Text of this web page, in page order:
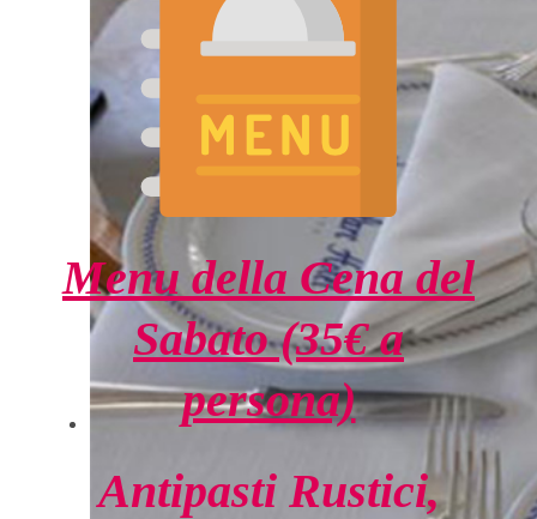
Menu della Cena del
Sabato (35€ a
persona)
Antipasti Rustici,